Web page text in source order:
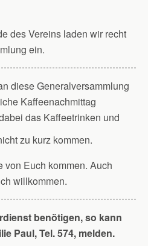
des Vereins laden wir recht
ein.
diese Generalversammlung
Kaffeenachmittag
das Kaffeetrinken und
zu kurz kommen.
von Euch kommen. Auch
willkommen.
benötigen, so kann
Paul, Tel. 574, melden.